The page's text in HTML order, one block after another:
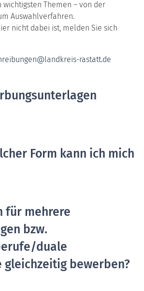
wichtigsten Themen – von der
Auswahlverfahren.
nicht dabei ist, melden Sie sich
rastatt.de
Form kann ich mich
für mehrere
bzw.
duale
gleichzeitig bewerben?